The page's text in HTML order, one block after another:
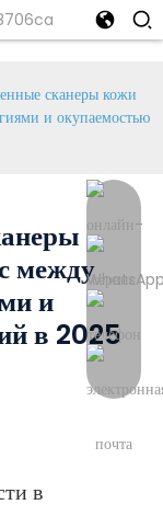
сканеры кожи
и окупаемостью
между
и
в 2025
в